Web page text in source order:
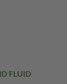
FLUID